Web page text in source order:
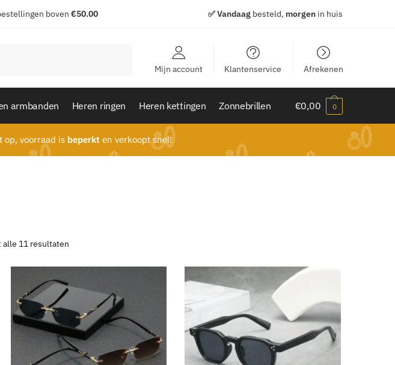
boven €50.00 ✅ Vandaag besteld, morgen in huis
Mijn account Klantenservice Afrekenen
armbanden Heren ringen Heren kettingen Zonnebrillen €0,00 0
op, voorraad is beperkt en verkoopt snel!
alle 11 resultatenGesorteerd
nieuwste